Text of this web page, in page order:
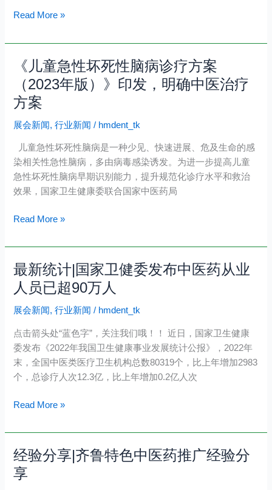
医
院、
结
院
儿
科
设
全
盖
Read More »
《儿童急性坏死性脑病诊疗方案
（2023年版）》印发，明确中医治疗
方案
展会新闻,行业新闻 / hmdent_tk
儿童急性坏死性脑病是一种少见、快速进展、危及生命的感
染相关性急性脑病，多由病毒感染诱发。为进一步提高儿童
急性坏死性脑病早期识别能力，提升规范化诊疗水平和救治
效果，国家卫生健康委联合国家中医药局
《儿
急
性
坏
性
脑
病
诊
方
年
版）》
印
发，
确
中
医
治
Read More »
最新统计|国家卫健委发布中医药从业
人员已超90万人
展会新闻,行业新闻 / hmdent_tk
点击箭头处“蓝色字”，关注我们哦！！ 近日，国家卫生健康
委发布《2022年我国卫生健康事业发展统计公报》，2022年
末，全国中医类医疗卫生机构总数80319个，比上年增加2983
个，总诊疗人次12.3亿，比上年增加0.2亿人次
最
新
统
计|
家
卫
健
委
药
从
Read More »
经验分享|齐鲁特色中医药推广经验分
享
经
验
分